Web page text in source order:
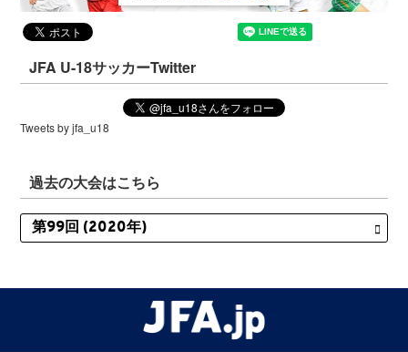
JFA U-18サッカーTwitter
Tweets by jfa_u18
過去の大会はこちら